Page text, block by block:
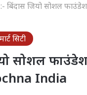
बिंदास जियो सोशल
सिटी
सोशल
India